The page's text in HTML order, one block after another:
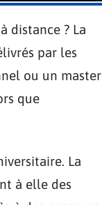
distance ? La
par les
ou un master
que
La
à elle des